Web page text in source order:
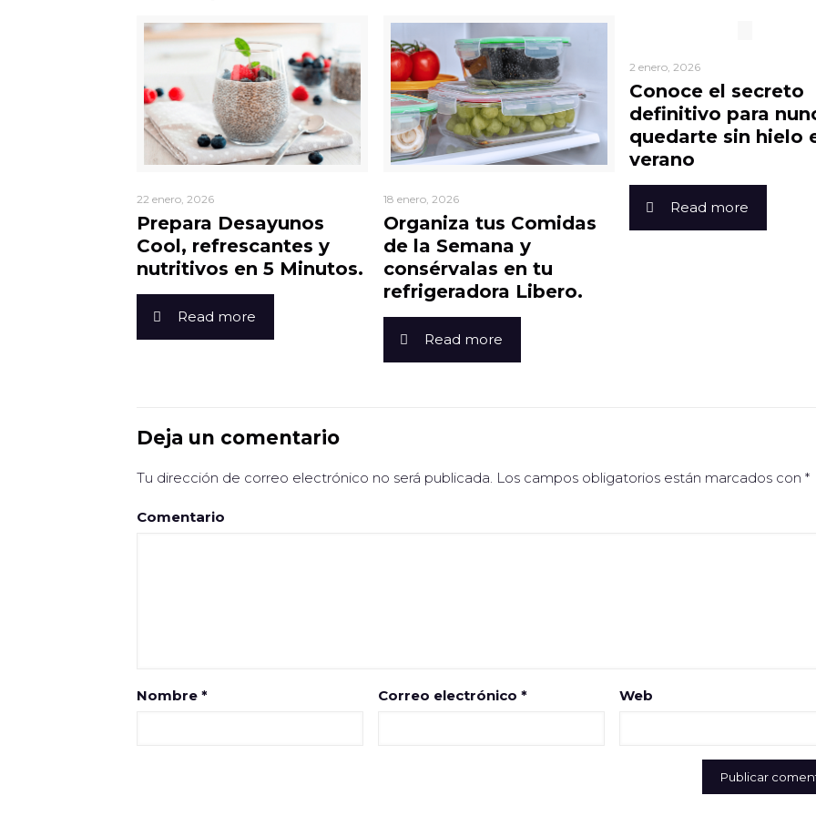
22 enero, 2026
Prepara Desayunos
Cool, refrescantes y
nutritivos en 5 Minutos.
Read more
18 enero, 2026
Organiza tus Comidas
de la Semana y
consérvalas en tu
refrigeradora Libero.
Read more
2 enero, 2026
Conoce el secreto
definitivo para
quedarte sin hielo
verano
Read more
Deja un comentario
Tu dirección de correo electrónico no será publicada. Los campos obligatorios están marcados con*
Comentario
Nombre* Correo electrónico * Web